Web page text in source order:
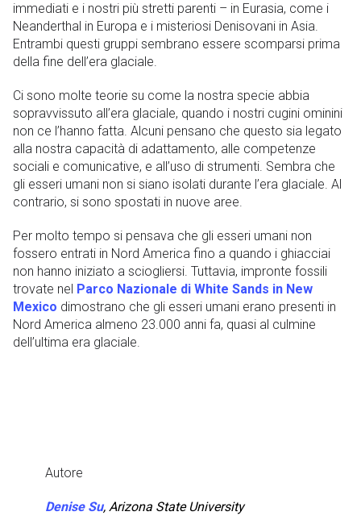
immediati e i nostri più stretti parenti – in Eurasia, come i
Neanderthal in Europa e i misteriosi Denisovani in Asia.
Entrambi questi gruppi sembrano essere scomparsi prima
della fine dell’era glaciale.
Ci sono molte teorie su come la nostra specie abbia
sopravvissuto all’era glaciale, quando i nostri cugini ominini
non ce l’hanno fatta. Alcuni pensano che questo sia legato
alla nostra capacità di adattamento, alle competenze
sociali e comunicative, e all’uso di strumenti. Sembra che
gli esseri umani non si siano isolati durante l’era glaciale. Al
contrario, si sono spostati in nuove aree.
Per molto tempo si pensava che gli esseri umani non
fossero entrati in Nord America fino a quando i ghiacciai
non hanno iniziato a sciogliersi. Tuttavia, impronte fossili
trovate nel Parco Nazionale di White Sands in New
Mexico dimostrano che gli esseri umani erano presenti in
Nord America almeno 23.000 anni fa, quasi al culmine
dell’ultima era glaciale.
Autore
Denise Su, Arizona State University